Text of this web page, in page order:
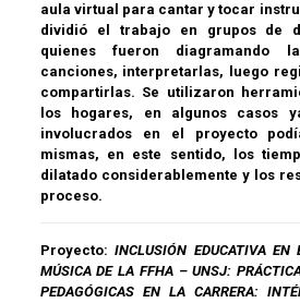
aula virtual para cantar y tocar
dividió el trabajo en grupos de
quienes fueron diagramando
canciones, interpretarlas, luego
compartirlas. Se utilizaron
los hogares, en algunos casos
involucrados en el proyecto
mismas, en este sentido, los
dilatado considerablemente y los
proceso.
Proyecto:INCLUSIÓN EDUCATIVA EN
MÚSICA DE LA FFHA – UNSJ:
PEDAGÓGICAS EN LA CARRERA: